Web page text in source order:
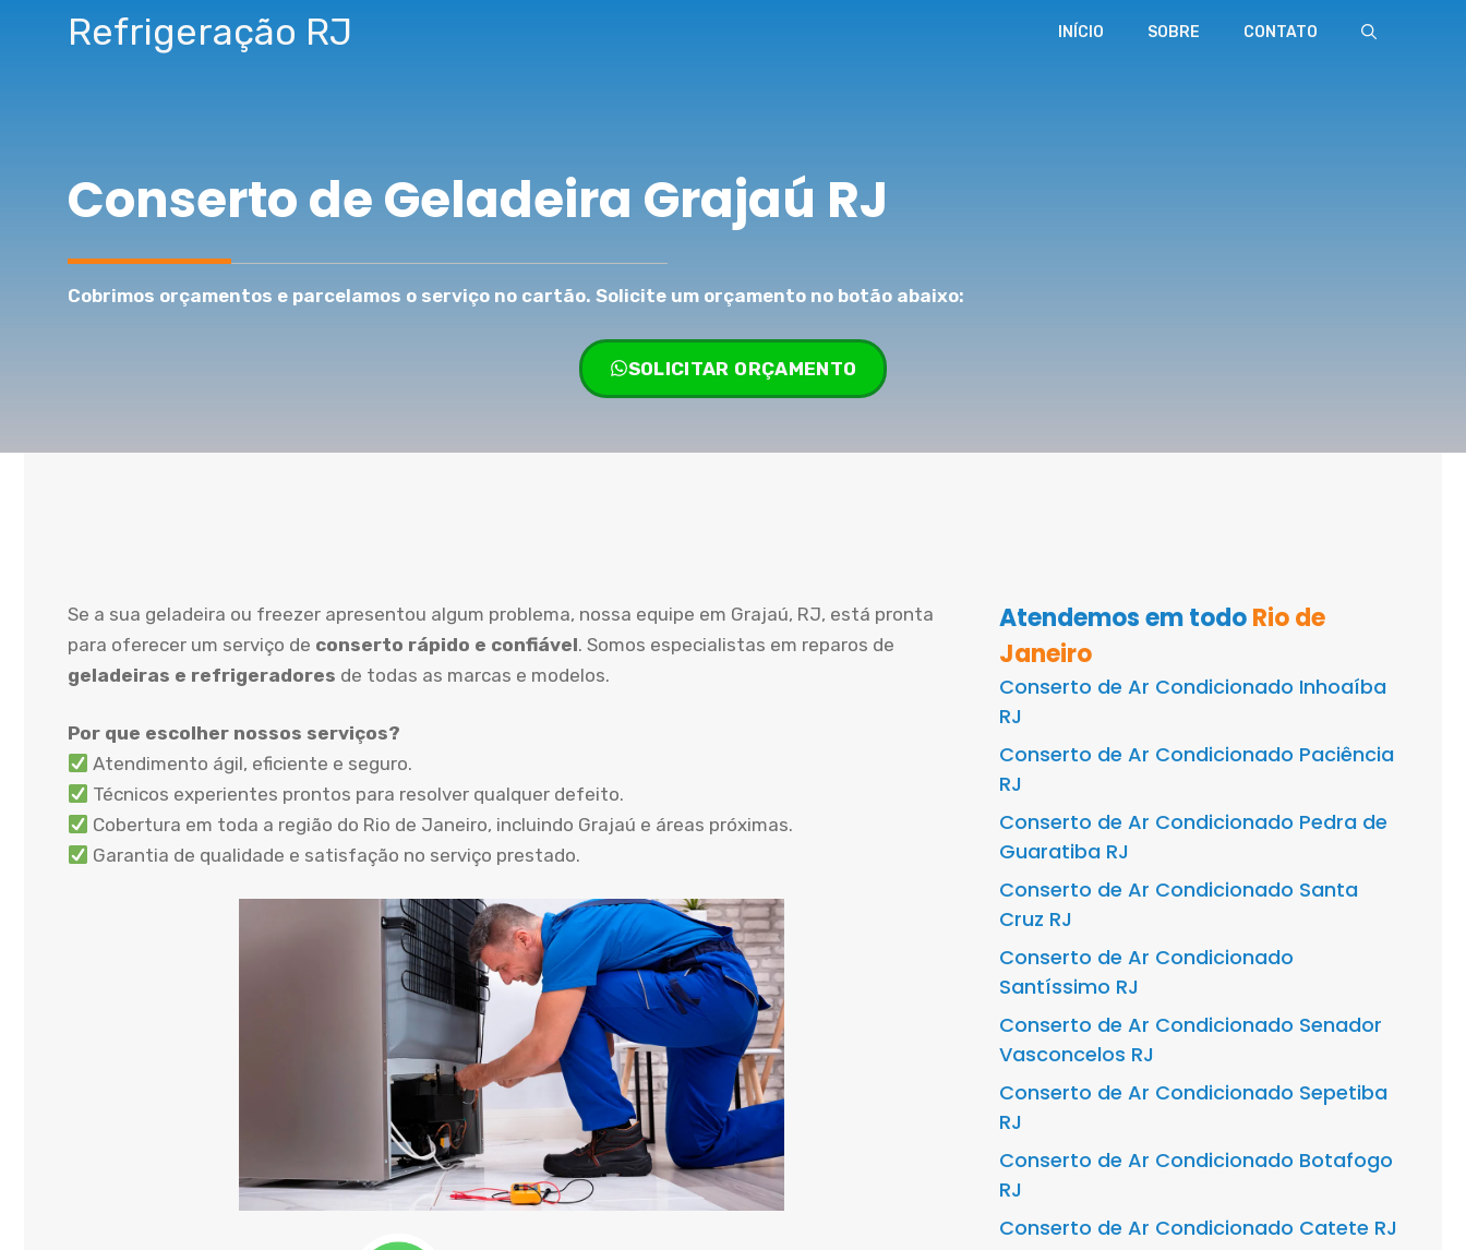
Refrigeração RJ INÍCIO SOBRE CONTATO
Conserto de Geladeira Grajaú RJ
Cobrimos orçamentos e parcelamos o serviço no cartão. Solicite um orçamento no botão abaixo:
SOLICITAR ORÇAMENTO
Se a sua geladeira ou freezer apresentou algum problema, nossa equipe em Grajaú, RJ, está pronta
para oferecer um serviço de conserto rápido e confiável. Somos especialistas em reparos de
geladeiras e refrigeradores de todas as marcas e modelos.
Por que escolher nossos serviços?
Atendimento ágil, eficiente e seguro.
Técnicos experientes prontos para resolver qualquer defeito.
Cobertura em toda a região do Rio de Janeiro, incluindo Grajaú e áreas próximas.
Garantia de qualidade e satisfação no serviço prestado.
Atendemos em todoRio de
Janeiro
Conserto de Ar Condicionado Inhoaíba
RJ
Conserto de Ar Condicionado Paciência
RJ
Conserto de Ar Condicionado Pedra de
Guaratiba RJ
Conserto de Ar Condicionado Santa
Cruz RJ
Conserto de Ar Condicionado
Santíssimo RJ
Conserto de Ar Condicionado Senador
Vasconcelos RJ
Conserto de Ar Condicionado Sepetiba
RJ
Conserto de Ar Condicionado Botafogo
RJ
Conserto de Ar Condicionado Catete RJ